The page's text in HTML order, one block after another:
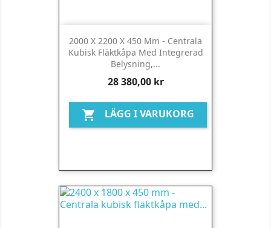
2000 X 2200 X 450 Mm - Centrala
Kubisk Fläktkåpa Med Integrerad
Belysning,...
Pris
28 380,00 kr
 LÄGG I VARUKORG